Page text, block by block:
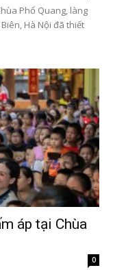
Phổ Quang, làng
Hà Nội đã thiết
áp tại Chùa
0